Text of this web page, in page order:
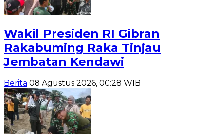
Wakil Presiden RI Gibran
Rakabuming Raka Tinjau
Jembatan Kendawi
Berita 08 Agustus 2026, 00:28 WIB